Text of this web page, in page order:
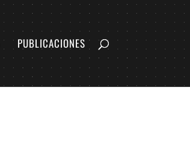
PUBLICACIONES